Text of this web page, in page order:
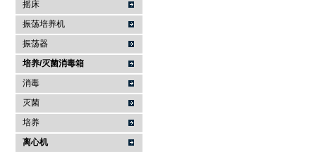
摇床
振荡培养机
振荡器
培养/灭菌消毒箱
消毒
灭菌
培养
离心机